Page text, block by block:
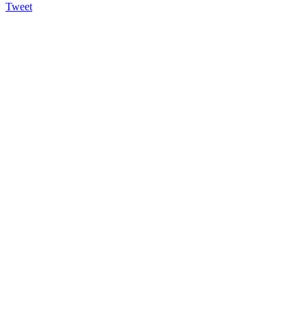
Tweet